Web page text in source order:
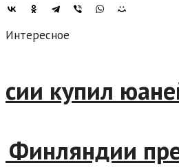
Интересное
купил
Финляндии